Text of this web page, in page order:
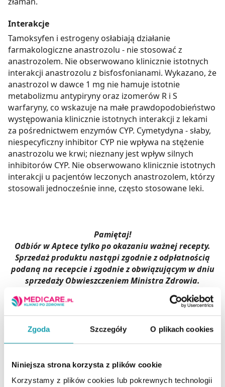
Zgoda Szczegóły O plikach cookies
Niniejsza strona korzysta z plików cookie
Korzystamy z plików cookies lub pokrewnych technologii
Interakcje
Tamoksyfen i estrogeny osłabiają działanie
farmakologiczne anastrozolu - nie stosować z
anastrozolem. Nie obserwowano klinicznie istotnych
interakcji anastrozolu z bisfosfonianami. Wykazano, że
anastrozol w dawce 1 mg nie hamuje istotnie
metabolizmu antypiryny oraz izomerów R i S
warfaryny, co wskazuje na małe prawdopodobieństwo
występowania klinicznie istotnych interakcji z lekami
za pośrednictwem enzymów CYP. Cymetydyna - słaby,
niespecyficzny inhibitor CYP nie wpływa na stężenie
anastrozolu we krwi; nieznany jest wpływ silnych
inhibitorów CYP. Nie obserwowano klinicznie istotnych
interakcji u pacjentów leczonych anastrozolem, którzy
stosowali jednocześnie inne, często stosowane leki.
Pamiętaj!
Odbiór w Aptece tylko po okazaniu ważnej recepty.
Sprzedaż produktu nastąpi zgodnie z odpłatnością
podaną na recepcie i zgodnie z obwiązującym w dniu
sprzedaży Obwieszczeniem Ministra Zdrowia.
Producent / Podmiot
odpowiedzialny:
BLUEFISH
PHARMACEUTICALS
Przechowywanie:
Temperatura
pokojowa